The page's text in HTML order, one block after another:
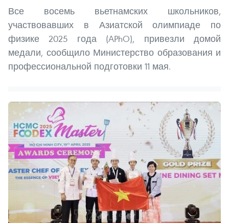
Все восемь вьетнамских школьников,
участвовавших в Азиатской олимпиаде по
физике 2025 года (APhO), привезли домой
медали, сообщило Министерство образования и
профессиональной подготовки 11 мая.